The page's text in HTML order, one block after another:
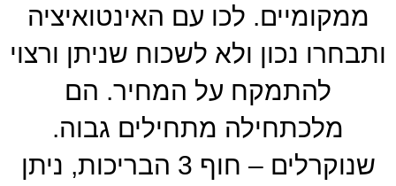
ממקומיים. לכו עם האינטואיציה
ותבחרו נכון ולא לשכוח שניתן ורצוי
להתמקח על המחיר. הם
מלכתחילה מתחילים גבוה.
שנוקרלים – חוף 3 הבריכות, ניתן